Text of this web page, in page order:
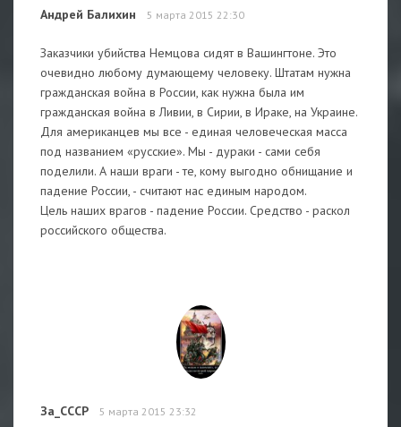
Андрей Балихин 5 марта 2015 22:30
Заказчики убийства Немцова сидят в Вашингтоне. Это
очевидно любому думающему человеку. Штатам нужна
гражданская война в России, как нужна была им
гражданская война в Ливии, в Сирии, в Ираке, на Украине.
Для американцев мы все - единая человеческая масса
под названием «русские». Мы - дураки - сами себя
поделили. А наши враги - те, кому выгодно обнищание и
падение России, - считают нас единым народом.
Цель наших врагов - падение России. Средство - раскол
российского общества.
За_СССР 5 марта 2015 23:32